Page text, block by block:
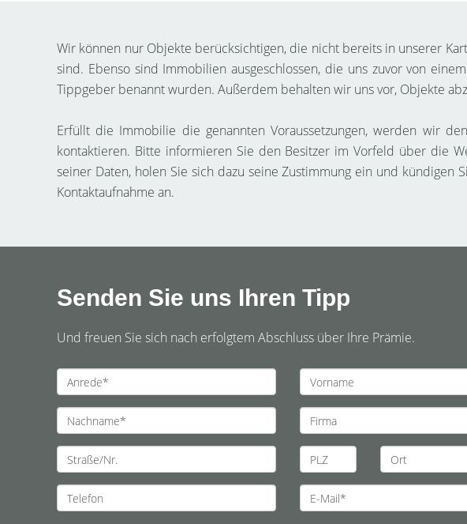
Wir können nur Objekte berücksichtigen, die nicht bereits in unserer
sind. Ebenso sind Immobilien ausgeschlossen, die uns zuvor von
Tippgeber benannt wurden. Außerdem behalten wir uns vor, Objekte
Erfüllt die Immobilie die genannten Voraussetzungen, werden wir
kontaktieren. Bitte informieren Sie den Besitzer im Vorfeld über die
seiner Daten, holen Sie sich dazu seine Zustimmung ein und kündigen
Kontaktaufnahme an.
Senden Sie uns Ihren Tipp
Und freuen Sie sich nach erfolgtem Abschluss über Ihre Prämie.